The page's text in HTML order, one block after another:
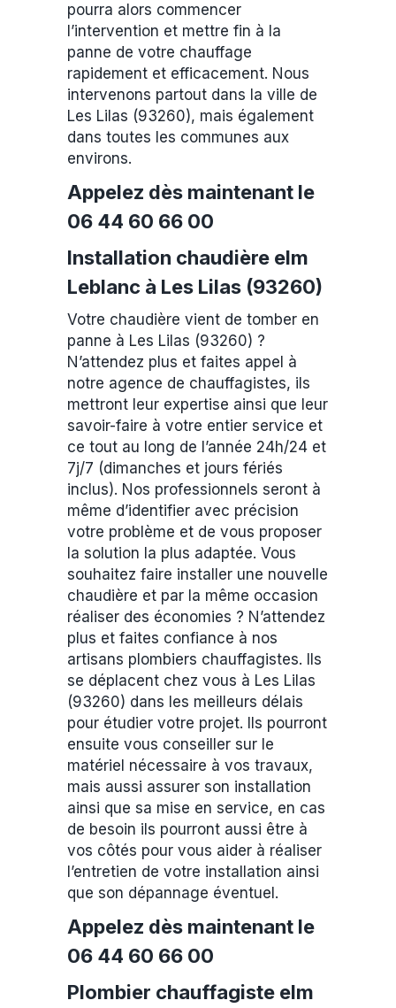
pourra alors commencer
l’intervention et mettre fin à la
panne de votre chauffage
rapidement et efficacement. Nous
intervenons partout dans la ville de
Les Lilas (93260), mais également
dans toutes les communes aux
environs.
Appelez dès maintenant le
06 44 60 66 00
Installation chaudière elm
Leblanc à Les Lilas (93260)
Votre chaudière vient de tomber en
panne à Les Lilas (93260) ?
N’attendez plus et faites appel à
notre agence de chauffagistes, ils
mettront leur expertise ainsi que leur
savoir-faire à votre entier service et
ce tout au long de l’année 24h/24 et
7j/7 (dimanches et jours fériés
inclus). Nos professionnels seront à
même d’identifier avec précision
votre problème et de vous proposer
la solution la plus adaptée. Vous
souhaitez faire installer une nouvelle
chaudière et par la même occasion
réaliser des économies ? N’attendez
plus et faites confiance à nos
artisans plombiers chauffagistes. Ils
se déplacent chez vous à Les Lilas
(93260) dans les meilleurs délais
pour étudier votre projet. Ils pourront
ensuite vous conseiller sur le
matériel nécessaire à vos travaux,
mais aussi assurer son installation
ainsi que sa mise en service, en cas
de besoin ils pourront aussi être à
vos côtés pour vous aider à réaliser
l’entretien de votre installation ainsi
que son dépannage éventuel.
Appelez dès maintenant le
06 44 60 66 00
Plombier chauffagiste elm